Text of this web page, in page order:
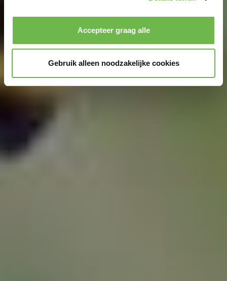
Accepteer graag alle
Gebruik alleen noodzakelijke cookies